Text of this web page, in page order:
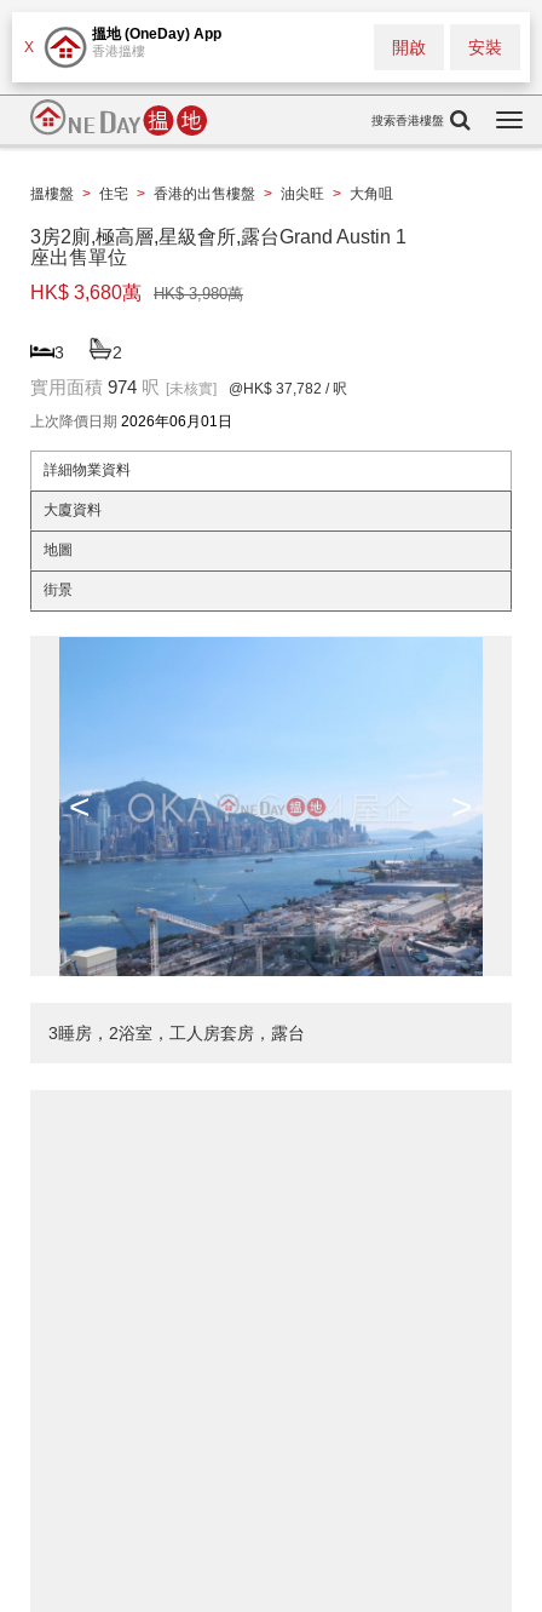
X
搵地 (OneDay) App
香港搵樓 安裝
開啟
搜索香港樓盤
搵樓盤 > 住宅 > 香港的出售樓盤 > 油尖旺 > 大角咀
3房2廁,極高層,星級會所,露台Grand Austin 1
座出售單位
HK$ 3,680萬
HK$ 3,980萬
3 2
實用面積 974 呎 [未核實] @HK$ 37,782 / 呎
上次降價日期 2026年06月01日
詳細物業資料
大廈資料
地圖
街景
< >
3睡房，2浴室，工人房套房，露台